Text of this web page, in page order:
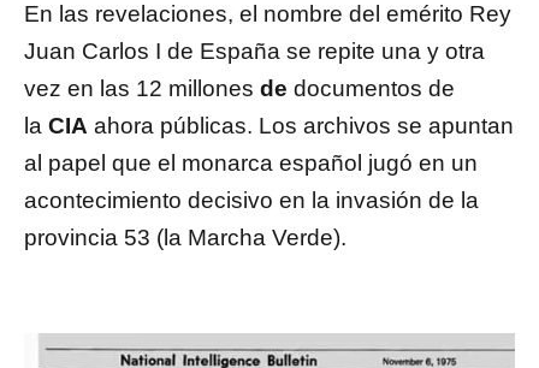
En las revelaciones, el nombre del emérito Rey
Juan Carlos I de España se repite una y otra
vez en las 12 millones de documentos de
la CIA ahora públicas. Los archivos se apuntan
al papel que el monarca español jugó en un
acontecimiento decisivo en la invasión de la
provincia 53 (la Marcha Verde).